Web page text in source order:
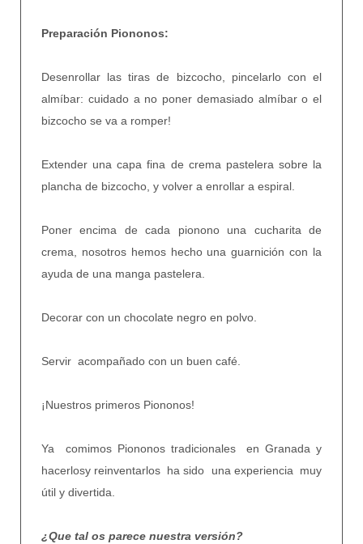
Preparación Piononos:
Desenrollar las tiras de bizcocho, pincelarlo con el
almíbar: cuidado a no poner demasiado almíbar o el
bizcocho se va a romper!
Extender una capa fina de crema pastelera sobre la
plancha de bizcocho, y volver a enrollar a espiral.
Poner encima de cada pionono una cucharita de
crema, nosotros hemos hecho una guarnición con la
ayuda de una manga pastelera.
Decorar con un chocolate negro en polvo.
Servir acompañado con un buen café.
¡Nuestros primeros Piononos!
Ya comimos Piononos tradicionales en Granada y
hacerlosy reinventarlos ha sido una experiencia muy
útil y divertida.
¿Que tal os parece nuestra versión?